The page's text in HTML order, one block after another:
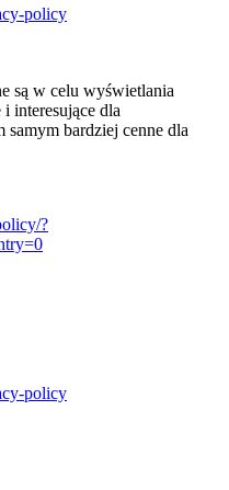
policy
są w celu wyświetlania
interesujące dla
bardziej cenne dla
?
policy